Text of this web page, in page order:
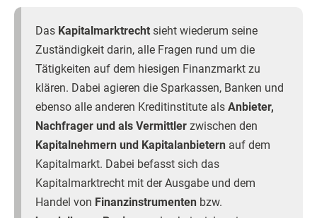
Das Kapitalmarktrecht sieht wiederum seine
Zuständigkeit darin, alle Fragen rund um die
Tätigkeiten auf dem hiesigen Finanzmarkt zu
klären. Dabei agieren die Sparkassen, Banken und
ebenso alle anderen Kreditinstitute als Anbieter,
Nachfrager und als Vermittler zwischen den
Kapitalnehmern und Kapitalanbietern auf dem
Kapitalmarkt. Dabei befasst sich das
Kapitalmarktrecht mit der Ausgabe und dem
Handel von Finanzinstrumenten bzw.